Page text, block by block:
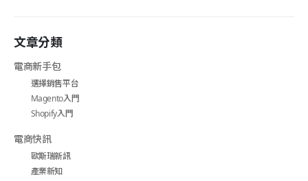
文章分類
電商新手包
選擇銷售平台
Magento入門
Shopify入門
電商快訊
歐斯瑞新訊
產業新知